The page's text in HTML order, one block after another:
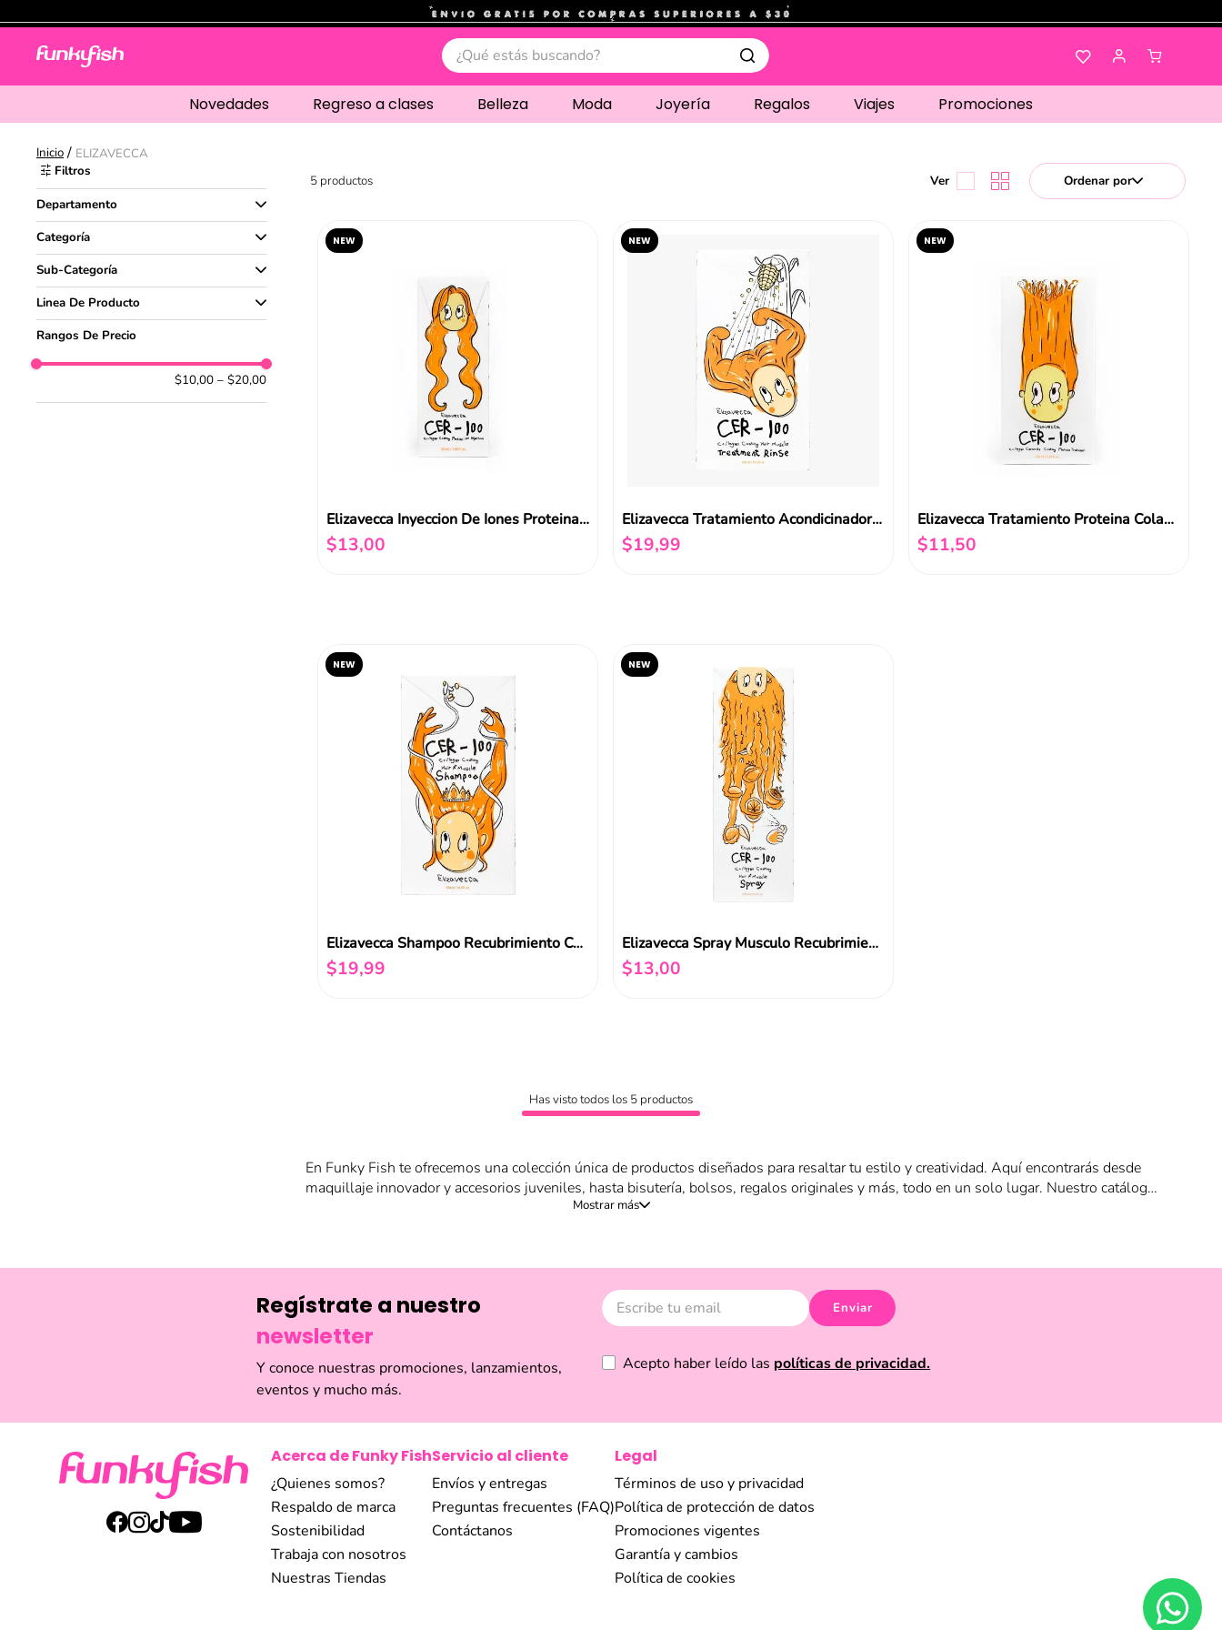
.
¿Qué estás buscando?
Novedades Regreso a clases Belleza Moda Joyería Regalos Viajes Promociones
ELIZAVECCA
Filtros
Departamento
Belleza
Categoría
Cuidado Personal
Sub-Categoría
Capilar
Tratamiento
Rangos De Precio
$10,00 – $20,00
5 productos Ordenar por
NEW
Elizavecca Inyeccion De Iones Proteina Recubierta Colageno 50ml
$13,00
NEW
Elizavecca Tratamiento Acondicinador Recubrimiento Colageno A+ 500ml
$19,99
NEW
Elizavecca Tratamiento Proteina Colageno Y Ceramidas 100ml
$11,50
NEW
Elizavecca Shampoo Recubrimiento Colageno A+ 500ml
$19,99
NEW
Elizavecca Spray Musculo Recubrimiento Colageno A+ 250ml
$13,00
Has visto todos los 5 productos
En Funky Fish te ofrecemos una colección única de productos diseñados para resaltar tu estilo y creatividad. Aquí encontrarás desde
maquillaje innovador y accesorios juveniles, hasta bisutería, bolsos, regalos originales y más, todo en un solo lugar. Nuestro catálogo
está pensado para quienes buscan expresar su personalidad a través de detalles llenos de color, frescura y tendencias internacionales.
Funky Fish encontrarás la inspiración que necesitas. Explora nuestra selección y disfruta de productos que marcan la diferencia en el
Regístrate a nuestro
newsletter
Y conoce nuestras promociones, lanzamientos,
eventos y mucho más.
Enviar
Acepto haber leído las políticas de privacidad.
Acerca de Funky Fish
¿Quienes somos?
Respaldo de marca
Sostenibilidad
Trabaja con nosotros
Nuestras Tiendas
Servicio al cliente
Envíos y entregas
Preguntas frecuentes (FAQ)
Contáctanos
Legal
Términos de uso y privacidad
Política de protección de datos
Promociones vigentes
Garantía y cambios
Política de cookies